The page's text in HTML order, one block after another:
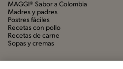
MAGGI® Sabor a Colombia
Madres y padres
Postres fáciles
Recetas con pollo
Recetas de carne
Sopas y cremas